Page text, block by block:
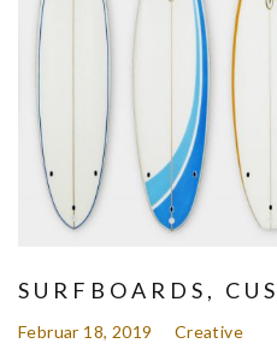
SURFBOARDS,
Februar 18, 2019 Creative